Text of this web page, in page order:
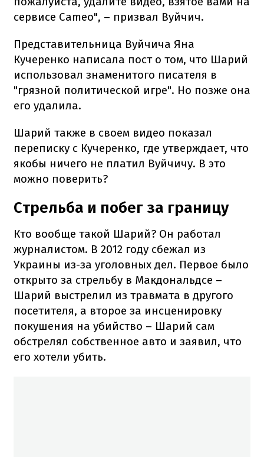
сервисе Cameo", – призвал Вуйчич.
Представительница Вуйчича Яна
Кучеренко написала пост о том, что Шарий
использовал знаменитого писателя в
"грязной политической игре". Но позже она
его удалила.
Шарий также в своем видео показал
переписку с Кучеренко, где утверждает, что
якобы ничего не платил Вуйчичу. В это
можно поверить?
Стрельба и побег за границу
Кто вообще такой Шарий? Он работал
журналистом. В 2012 году сбежал из
Украины из-за уголовных дел. Первое было
открыто за стрельбу в Макдональдсе –
Шарий выстрелил из травмата в другого
посетителя, а второе за инсценировку
покушения на убийство – Шарий сам
обстрелял собственное авто и заявил, что
его хотели убить.